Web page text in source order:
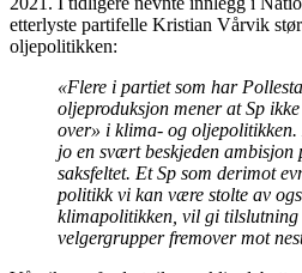
etterlyste partifelle Kristian Vårvik
oljepolitikken:
«Flere i partiet som har
oljeproduksjon mener at Sp
over» i klima- og oljepolitikken.
jo en svært beskjeden ambisjon
saksfeltet. Et Sp som derimot
politikk vi kan være stolte av
klimapolitikken, vil gi tilslutning
velgergrupper fremover mot